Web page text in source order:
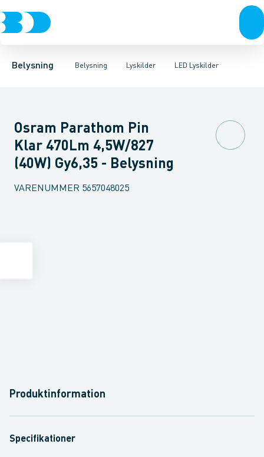
Belysning Belysning
Belysning Lyskilder
LyskilderBelysningsarmaturerLysstyringTilbehør til
LED Lyskilder
LED Lyskilder LysrørUV-LampeMetalhalogen
Osram Parathom Pin
Klar 470Lm 4,5W/827
(40W) Gy6,35 - Belysning
VARENUMMER 5657048025
Produktinformation
Specifikationer